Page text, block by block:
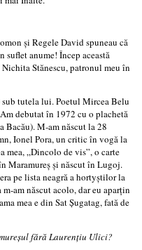
şi Regele David spuneau că
suflet anume! Încep această
Stănescu, patronul meu în
sub tutela lui. Poetul Mircea Belu
debutat în 1972 cu o plachetă
Bacău). M-­am născut la 28
Ionel Pora, un critic în vogă la
mea, „Dincolo de vis”, o carte
Maramureş şi născut în Lugoj.
pe lista neagră a hortyştilor la
am născut acolo, dar eu aparţin
mea e din Sat Şugatag, fată de
fără Laurenţiu Ulici?